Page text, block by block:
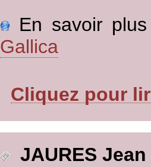
En savoir
Gallica
Cliquez pour
JAURES Jean